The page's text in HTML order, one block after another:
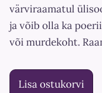
värviraamatul
ja võib olla ka
või murdekoht.
Lisa ostukorvi